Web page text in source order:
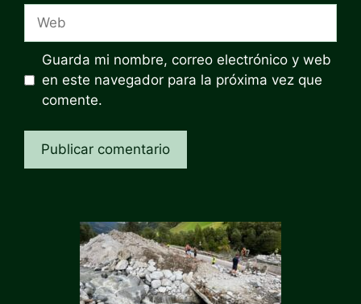
Guarda mi nombre, correo electrónico y web
en este navegador para la próxima vez que
comente.